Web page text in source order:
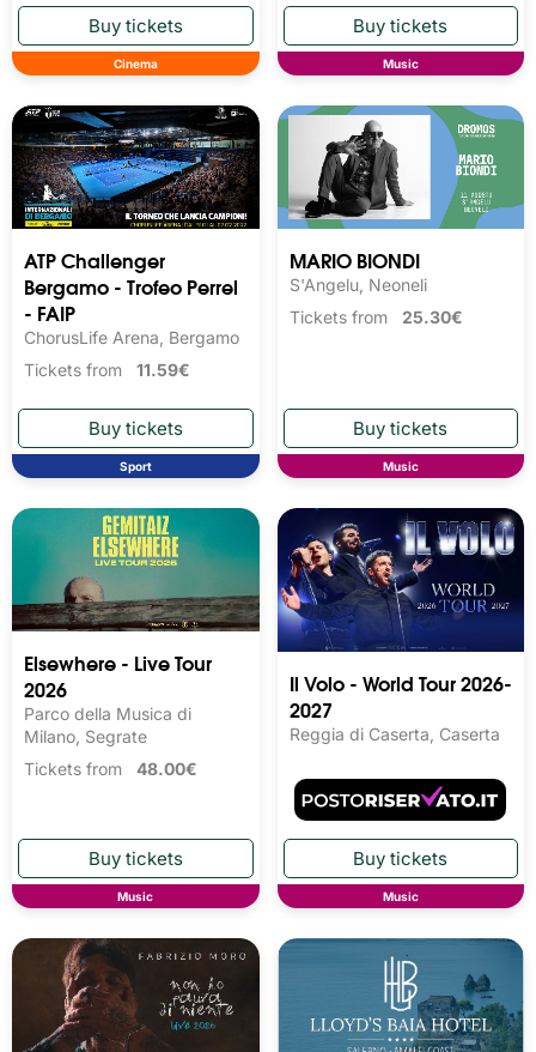
Cinema Music
ATP Challenger
Bergamo - Trofeo Perrel
- FAIP
ChorusLife Arena, Bergamo
Tickets from 11.59€
Sport
MARIO BIONDI
S'Angelu, Neoneli
Tickets from 25.30€
Music
Elsewhere - Live Tour
2026
Parco della Musica di
Milano, Segrate
Tickets from 48.00€
Music
Il Volo - World Tour 2026-
2027
Reggia di Caserta, Caserta
Music